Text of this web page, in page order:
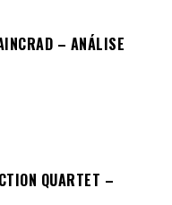
– ANÁLISE
QUARTET –